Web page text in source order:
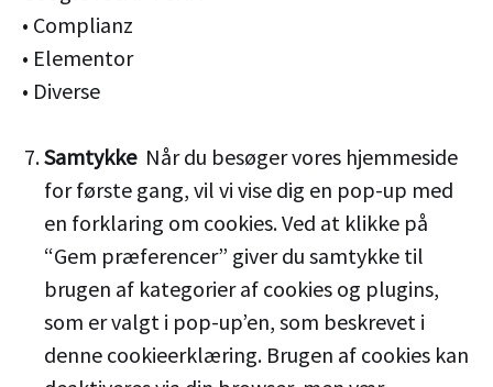
• Complianz
• Elementor
• Diverse
Samtykke Når du besøger vores hjemmeside
for første gang, vil vi vise dig en pop-up med
en forklaring om cookies. Ved at klikke på
“Gem præferencer” giver du samtykke til
brugen af kategorier af cookies og plugins,
som er valgt i pop-up’en, som beskrevet i
denne cookieerklæring. Brugen af cookies kan